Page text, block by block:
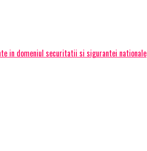
in domeniul securitatii si sigurantei nationale